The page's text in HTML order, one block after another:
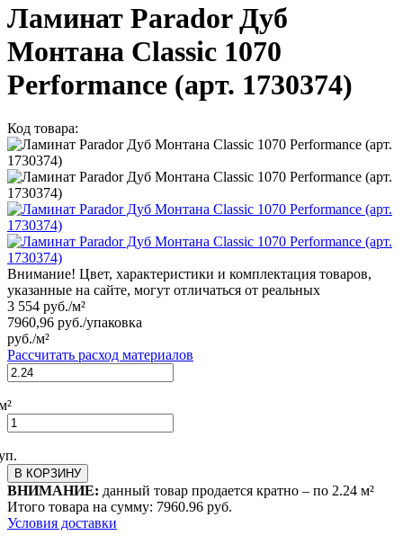
Ламинат Parador Дуб
Монтана Classic 1070
Performance (арт. 1730374)
Код товара:
Внимание! Цвет, характеристики и комплектация товаров,
указанные на сайте, могут отличаться от реальных
3 554 руб./м²
7960,96 руб./упаковка
руб./м²
Рассчитать расход материалов
В КОРЗИНУ
ВНИМАНИЕ: данный товар продается кратно – по 2.24 м²
Итого товара на сумму: 7960.96 руб.
Условия доставки